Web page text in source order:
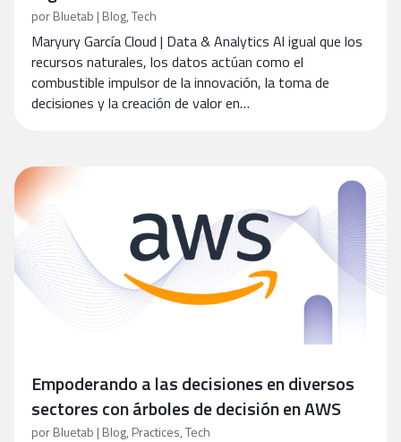
porBluetab | Blog,Tech
Maryury García Cloud | Data & Analytics Al igual que los
recursos naturales, los datos actúan como el
combustible impulsor de la innovación, la toma de
decisiones y la creación de valor en…
Empoderando a las decisiones en diversos
sectores con árboles de decisión en AWS
porBluetab | Blog, Practices,Tech